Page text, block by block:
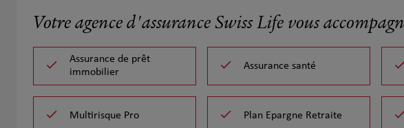
Votre agence d'assurance Swiss Life vous
Assurance de prêt
immobilier
Assurance santé
Multirisque Pro Plan Epargne Retraite